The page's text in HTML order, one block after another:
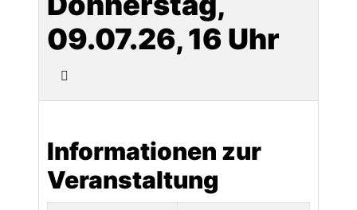
09.07.26, 16 Uhr
Informationen zur
Veranstaltung